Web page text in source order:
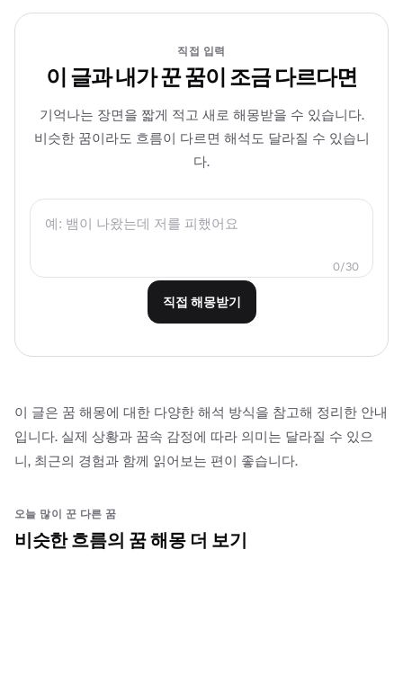
직접 입력
이 글과 내가 꾼 꿈이 조금 다르다면
기억나는 장면을 짧게 적고 새로 해몽받을 수 있습니다.
비슷한 꿈이라도 흐름이 다르면 해석도 달라질 수 있습니
다.
0/30
직접 해몽받기
이 글은 꿈 해몽에 대한 다양한 해석 방식을 참고해 정리한 안내
입니다. 실제 상황과 꿈속 감정에 따라 의미는 달라질 수 있으
니, 최근의 경험과 함께 읽어보는 편이 좋습니다.
오늘 많이 꾼 다른 꿈
비슷한 흐름의 꿈 해몽 더 보기